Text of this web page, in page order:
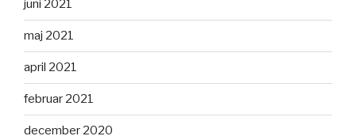
juni 2021
maj 2021
april 2021
februar 2021
december 2020